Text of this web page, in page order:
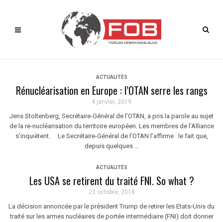
ACTUALITÉS
Rénucléarisation en Europe : l’OTAN serre les rangs
4 janvier, 2019
Jens Stoltenberg, Secrétaire-Général de l’OTAN, a pris la parole au sujet
de la re-nucléarisation du territoire européen. Les membres de l’Alliance
s'inquiètent. Le Secrétaire-Général de l’OTAN l’affirme : le fait que,
depuis quelques ...
ACTUALITÉS
Les USA se retirent du traité FNI. So what ?
23 octobre, 2018
La décision annoncée par le président Trump de retirer les Etats-Unis du
traité sur les armes nucléaires de portée intermédiaire (FNI) doit donner